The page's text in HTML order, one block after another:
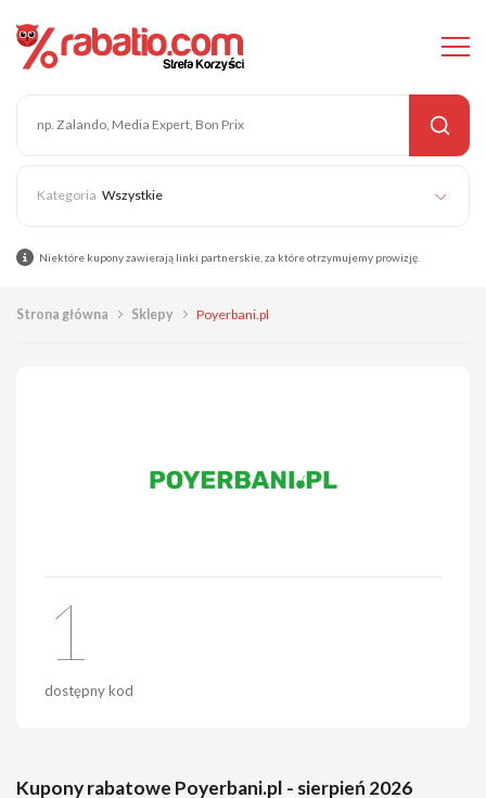
Wszystkie
Niektóre kupony zawierają linki partnerskie, za które otrzymujemy prowizję.
Strona główna Sklepy Poyerbani.pl
1
dostępny kod
Kupony rabatowe Poyerbani.pl - sierpień 2026